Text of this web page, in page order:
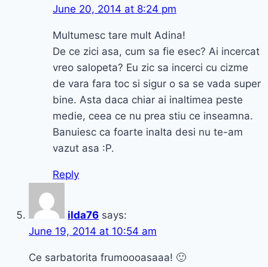
June 20, 2014 at 8:24 pm
Multumesc tare mult Adina!
De ce zici asa, cum sa fie esec? Ai incercat
vreo salopeta? Eu zic sa incerci cu cizme
de vara fara toc si sigur o sa se vada super
bine. Asta daca chiar ai inaltimea peste
medie, ceea ce nu prea stiu ce inseamna.
Banuiesc ca foarte inalta desi nu te-am
vazut asa :P.
Reply
ilda76 says:
June 19, 2014 at 10:54 am
Ce sarbatorita frumoooasaaa! 🙂